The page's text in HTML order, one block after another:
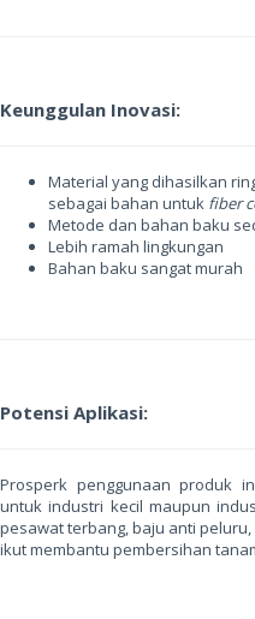
Keunggulan Inovasi:
Material yang dihasilkan
sebagai bahan untuk fiber
Metode dan bahan baku
Lebih ramah lingkungan
Bahan baku sangat murah
Potensi Aplikasi:
Prosperk penggunaan produk
untuk industri kecil maupun
pesawat terbang, baju anti
ikut membantu pembersihan